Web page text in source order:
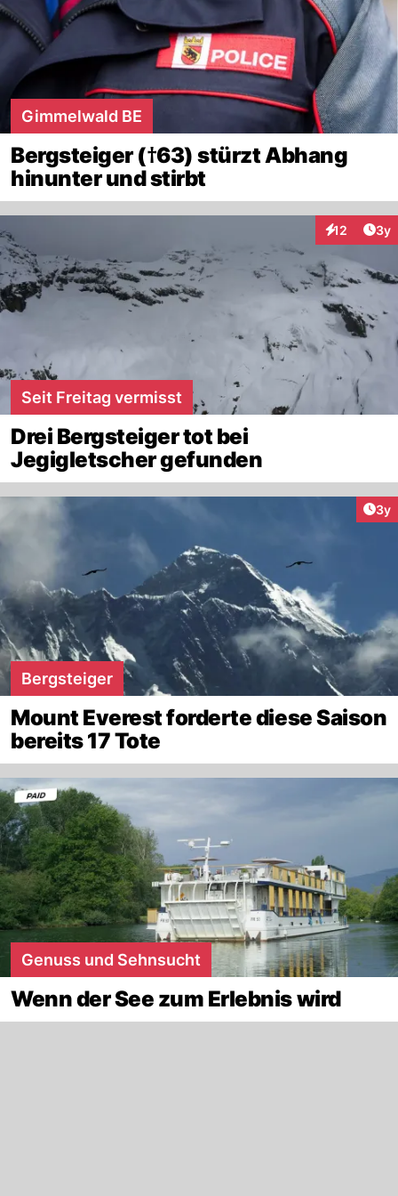
Gimmelwald BE
Bergsteiger (†63) stürzt Abhang
hinunter und stirbt
12 3y
Seit Freitag vermisst
Drei Bergsteiger tot bei
Jegigletscher gefunden
3y
Bergsteiger
Mount Everest forderte diese Saison
bereits 17 Tote
Genuss und Sehnsucht
Wenn der See zum Erlebnis wird